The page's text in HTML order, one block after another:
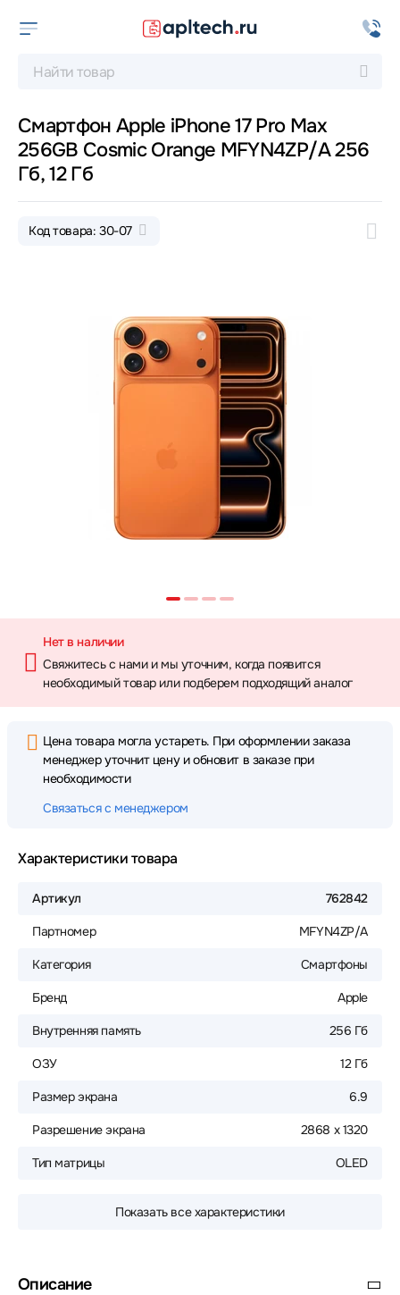
Смартфон Apple iPhone 17 Pro Max
256GB Cosmic Orange MFYN4ZP/A 256
Гб, 12 Гб
Код товара: 30-07
Нет в наличии
Свяжитесь с нами и мы уточним, когда появится
необходимый товар или подберем подходящий аналог
Цена товара могла устареть. При оформлении заказа
менеджер уточнит цену и обновит в заказе при
необходимости
Связаться с менеджером
Характеристики товара
Артикул 762842
Партномер MFYN4ZP/A
Категория Смартфоны
Бренд Apple
Внутренняя память 256 Гб
ОЗУ 12 Гб
Размер экрана 6.9
Разрешение экрана 2868 x 1320
Тип матрицы OLED
Показать все характеристики
Описание